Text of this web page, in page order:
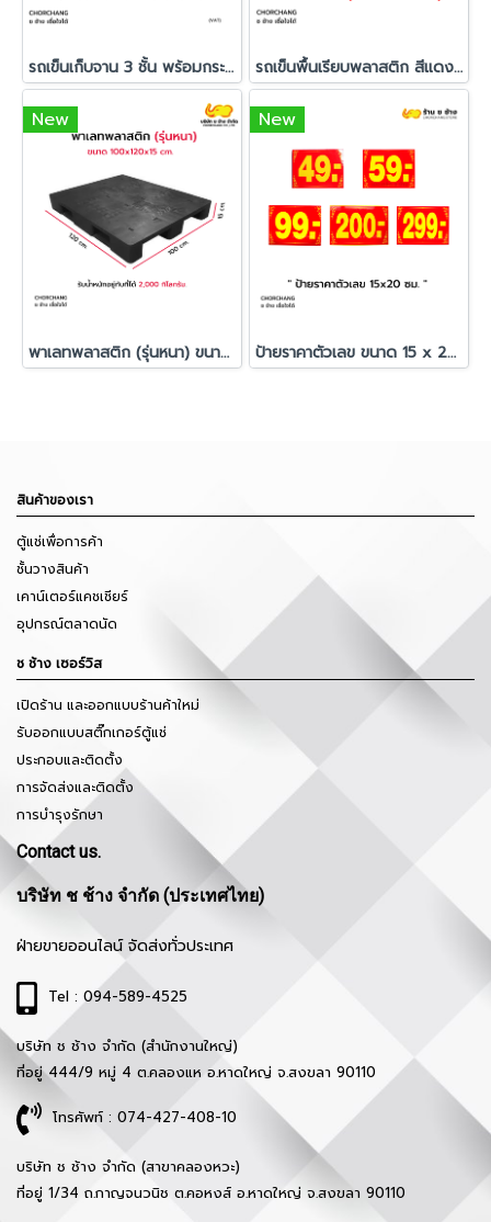
รถเข็นเก็บจาน 3 ชั้น พร้อมกระบะใส่ภาชนะ รถเข็นพื้นเรียบพลาสติก สีแดง ขนาด 56 X 80 X 85 cm.
New
พาเลทพลาสติก (รุ่นหนา) ขนาด 100x120x15 cm.
New
ป้ายราคาตัวเลข ขนาด 15 x 20 ซม.
สินค้าของเรา
ตู้แช่เพื่อการค้า
ชั้นวางสินค้า
เคาน์เตอร์แคชเชียร์
อุปกรณ์ตลาดนัด
ช ช้าง เซอร์วิส
เปิดร้าน และออกแบบร้านค้าใหม่
รับออกแบบสติ๊กเกอร์ตู้แช่
ประกอบและติดตั้ง
การจัดส่งและติดตั้ง
การบำรุงรักษา
Contact us.
บริษัท ช ช้าง จำกัด (ประเทศไทย)
ฝ่ายขายออนไลน์ จัดส่งทั่วประเทศ
Tel : 094-589-4525
บริษัท ช ช้าง จำกัด (สำนักงานใหญ่)
ที่อยู่ 444/9 หมู่ 4 ต.คลองแห อ.หาดใหญ่ จ.สงขลา 90110
โทรศัพท์ : 074-427-408-10
บริษัท ช ช้าง จำกัด (สาขาคลองหวะ)
ที่อยู่ 1/34 ถ.กาญจนวนิช ต.คอหงส์ อ.หาดใหญ่ จ.สงขลา 90110